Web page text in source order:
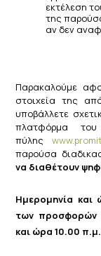
εκτέλεση
της
αν δεν
Παρακαλούμε
στοιχεία της
υποβάλλετε
πλατφόρμα
πύλης
παρούσα
να διαθέτουν
Ημερομηνία και
των προσφορών
και ώρα 10.00 π.μ.